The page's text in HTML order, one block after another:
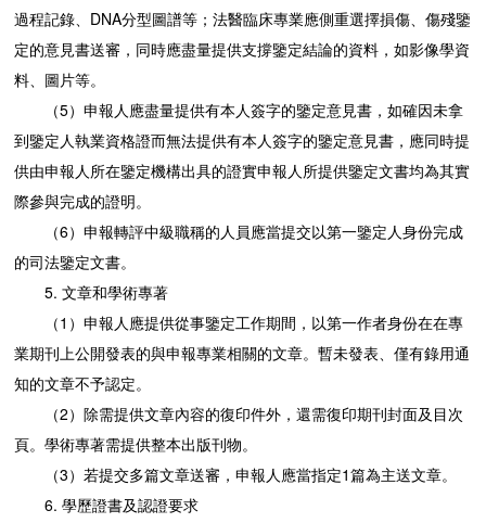
過程記錄、DNA分型圖譜等；法醫臨床專業應側重選擇損傷、傷殘鑒
定的意見書送審，同時應盡量提供支撐鑒定結論的資料，如影像學資
料、圖片等。
（5）申報人應盡量提供有本人簽字的鑒定意見書，如確因未拿
到鑒定人執業資格證而無法提供有本人簽字的鑒定意見書，應同時提
供由申報人所在鑒定機構出具的證實申報人所提供鑒定文書均為其實
際參與完成的證明。
（6）申報轉評中級職稱的人員應當提交以第一鑒定人身份完成
的司法鑒定文書。
5. 文章和學術專著
（1）申報人應提供從事鑒定工作期間，以第一作者身份在在專
業期刊上公開發表的與申報專業相關的文章。暫未發表、僅有錄用通
知的文章不予認定。
（2）除需提供文章內容的復印件外，還需復印期刊封面及目次
頁。學術專著需提供整本出版刊物。
（3）若提交多篇文章送審，申報人應當指定1篇為主送文章。
6. 學歷證書及認證要求